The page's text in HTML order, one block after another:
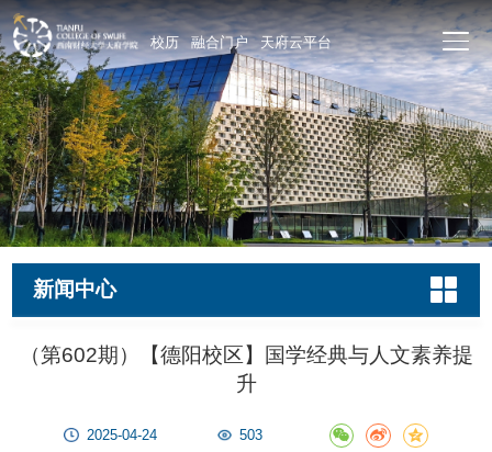
校历 融合门户 天府云平台
新闻中心
（第602期）【德阳校区】国学经典与人文素养提
升
2025-04-24 503